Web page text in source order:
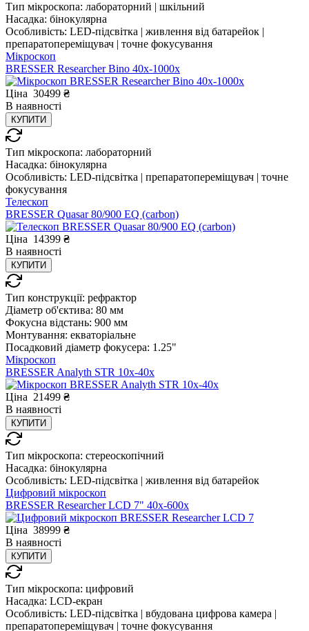
Тип мікроскопа: лабораторний | шкільний
Насадка: бінокулярна
Особливість: LED-підсвітка | живлення від батарейок |
препаратопереміщувач | точне фокусування
Мікроскоп
BRESSER Researcher Bino 40x-1000x
Ціна 30499 ₴
В наявності
КУПИТИ
Тип мікроскопа: лабораторний
Насадка: бінокулярна
Особливість: LED-підсвітка | препаратопереміщувач | точне
фокусування
Телескоп
BRESSER Quasar 80/900 EQ (carbon)
Ціна 14399 ₴
В наявності
КУПИТИ
Тип конструкції: рефрактор
Діаметр об'єктива: 80 мм
Фокусна відстань: 900 мм
Монтування: екваторіальне
Посадковий діаметр фокусера: 1.25"
Мікроскоп
BRESSER Analyth STR 10x-40x
Ціна 21499 ₴
В наявності
КУПИТИ
Тип мікроскопа: стереоскопічний
Насадка: бінокулярна
Особливість: LED-підсвітка | живлення від батарейок
Цифровий мікроскоп
BRESSER Researcher LCD 7" 40х-600х
Ціна 38999 ₴
В наявності
КУПИТИ
Тип мікроскопа: цифровий
Насадка: LCD-екран
Особливість: LED-підсвітка | вбудована цифрова камера |
препаратопереміщувач | точне фокусування